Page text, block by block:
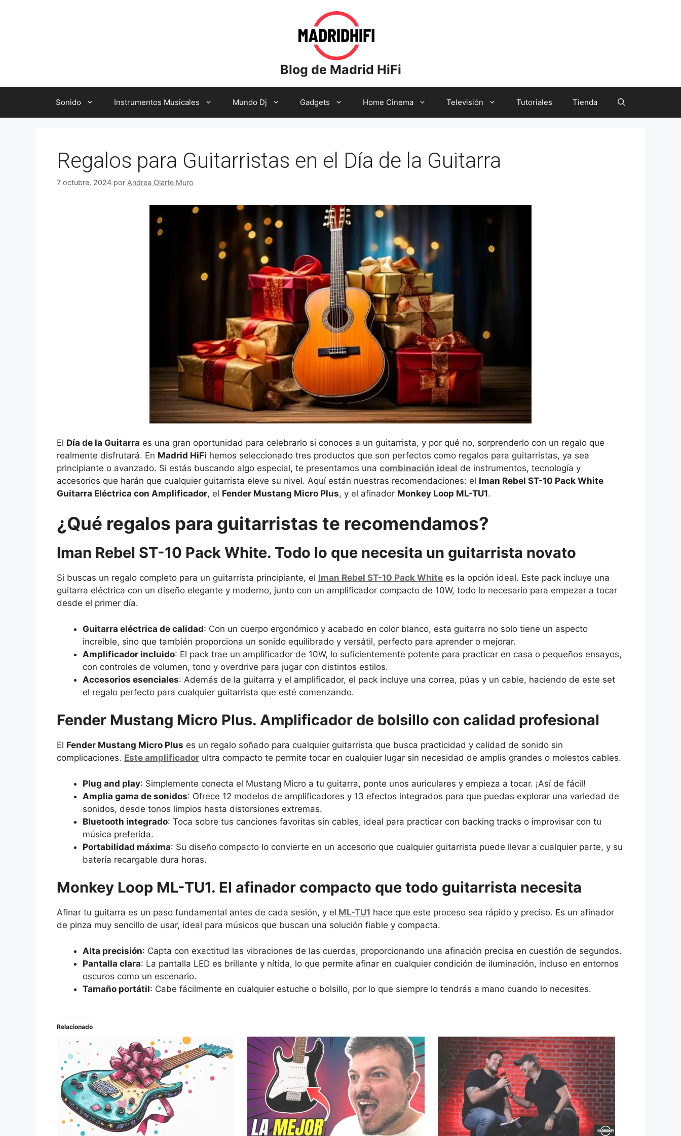
Blog de Madrid HiFi
Sonido Instrumentos Musicales Mundo Dj Gadgets Home Cinema Televisión Tutoriales Tienda
Regalos para Guitarristas en el Día de la Guitarra
7 octubre, 2024 por Andrea Olarte Muro
El Día de la Guitarra es una gran oportunidad para celebrarlo si conoces a un guitarrista, y por qué no, sorprenderlo con un regalo que
realmente disfrutará. En Madrid HiFi hemos seleccionado tres productos que son perfectos como regalos para guitarristas, ya sea
principiante o avanzado. Si estás buscando algo especial, te presentamos una combinación ideal de instrumentos, tecnología y
accesorios que harán que cualquier guitarrista eleve su nivel. Aquí están nuestras recomendaciones: el Iman Rebel ST-10 Pack White
Guitarra Eléctrica con Amplificador, el Fender Mustang Micro Plus, y el afinador Monkey Loop ML-TU1.
¿Qué regalos para guitarristas te recomendamos?
Iman Rebel ST-10 Pack White. Todo lo que necesita un guitarrista novato
Si buscas un regalo completo para un guitarrista principiante, el Iman Rebel ST-10 Pack White es la opción ideal. Este pack incluye una
guitarra eléctrica con un diseño elegante y moderno, junto con un amplificador compacto de 10W, todo lo necesario para empezar a tocar
desde el primer día.
Guitarra eléctrica de calidad: Con un cuerpo ergonómico y acabado en color blanco, esta guitarra no solo tiene un aspecto
increíble, sino que también proporciona un sonido equilibrado y versátil, perfecto para aprender o mejorar.
Amplificador incluido: El pack trae un amplificador de 10W, lo suficientemente potente para practicar en casa o pequeños ensayos,
con controles de volumen, tono y overdrive para jugar con distintos estilos.
Accesorios esenciales: Además de la guitarra y el amplificador, el pack incluye una correa, púas y un cable, haciendo de este set
el regalo perfecto para cualquier guitarrista que esté comenzando.
Fender Mustang Micro Plus. Amplificador de bolsillo con calidad profesional
El Fender Mustang Micro Plus es un regalo soñado para cualquier guitarrista que busca practicidad y calidad de sonido sin
complicaciones. Este amplificador ultra compacto te permite tocar en cualquier lugar sin necesidad de amplis grandes o molestos cables.
Plug and play: Simplemente conecta el Mustang Micro a tu guitarra, ponte unos auriculares y empieza a tocar. ¡Así de fácil!
Amplia gama de sonidos: Ofrece 12 modelos de amplificadores y 13 efectos integrados para que puedas explorar una variedad de
sonidos, desde tonos limpios hasta distorsiones extremas.
Bluetooth integrado: Toca sobre tus canciones favoritas sin cables, ideal para practicar con backing tracks o improvisar con tu
música preferida.
Portabilidad máxima: Su diseño compacto lo convierte en un accesorio que cualquier guitarrista puede llevar a cualquier parte, y su
batería recargable dura horas.
Monkey Loop ML-TU1. El afinador compacto que todo guitarrista necesita
Afinar tu guitarra es un paso fundamental antes de cada sesión, y el ML-TU1 hace que este proceso sea rápido y preciso. Es un afinador
de pinza muy sencillo de usar, ideal para músicos que buscan una solución fiable y compacta.
Alta precisión: Capta con exactitud las vibraciones de las cuerdas, proporcionando una afinación precisa en cuestión de segundos.
Pantalla clara: La pantalla LED es brillante y nítida, lo que permite afinar en cualquier condición de iluminación, incluso en entornos
oscuros como un escenario.
Tamaño portátil: Cabe fácilmente en cualquier estuche o bolsillo, por lo que siempre lo tendrás a mano cuando lo necesites.
Relacionado